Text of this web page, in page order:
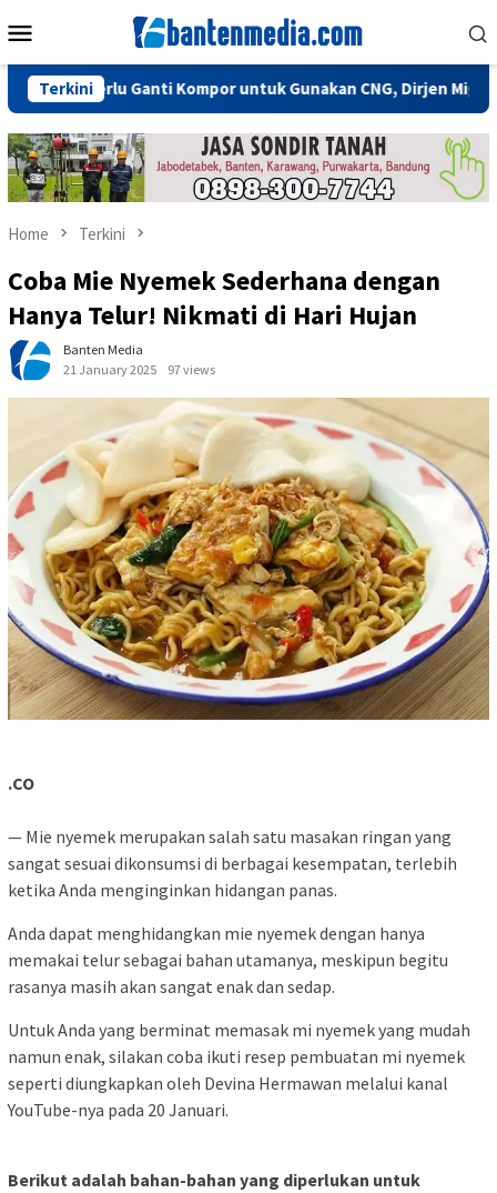
to
Menu
Terkini
Perlu Ganti Kompor untuk Gunakan CNG, Dirjen Migas:
Home Terkini
Coba Mie Nyemek Sederhana dengan
Hanya Telur! Nikmati di Hari Hujan
Banten Media
21 January 2025
97 views
.CO
— Mie nyemek merupakan salah satu masakan ringan yang
sangat sesuai dikonsumsi di berbagai kesempatan, terlebih
ketika Anda menginginkan hidangan panas.
Anda dapat menghidangkan mie nyemek dengan hanya
memakai telur sebagai bahan utamanya, meskipun begitu
rasanya masih akan sangat enak dan sedap.
Untuk Anda yang berminat memasak mi nyemek yang mudah
namun enak, silakan coba ikuti resep pembuatan mi nyemek
seperti diungkapkan oleh Devina Hermawan melalui kanal
YouTube-nya pada 20 Januari.
Berikut adalah bahan-bahan yang diperlukan untuk